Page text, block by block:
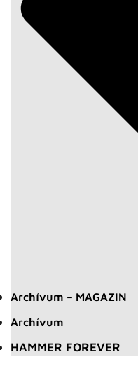
Archívum – MAGAZIN
Archívum
HAMMER FOREVER